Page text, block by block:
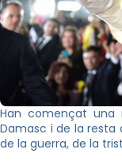
Han començat una
Damasc i de la resta
de la guerra, de la